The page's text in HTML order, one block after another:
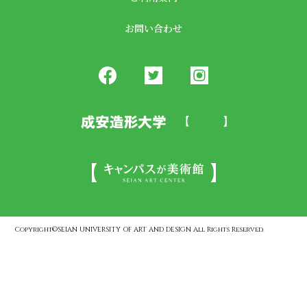
お問い合わせ
Copyright©SEIAN UNIVERSITY OF ART AND DESIGN All Rights Reserved.